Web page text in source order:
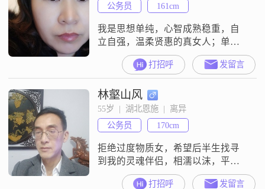
公务员
161cm
我是思想单纯，心智成熟稳重，自
立自强，温柔贤惠的真女人；单身
几年来，宁缺毋滥，为的只是想找
到那位人品好，身高169以上，有担
当且胸怀宽广，爱我一辈子的那个
男人。到了这个时间节点，希望的
那个你能出现，如果有缘你是，可
以联系我，非诚勿扰！
打招呼 发留言
林壑山风
55岁  |  湖北恩施  |  离异
公务员
170cm
拒绝过度物质女，希望后半生找寻
到我的灵魂伴侣，相濡以沫，平淡
打招呼 发留言